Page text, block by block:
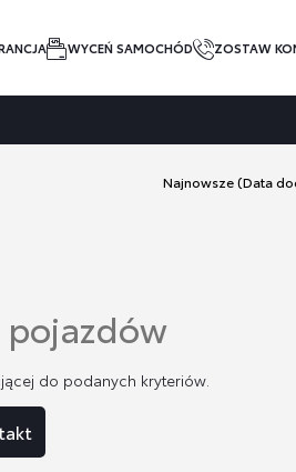
WYCEŃ SAMOCHÓD ZOSTAW
Najnowsze(Data
pojazdów
do podanych kryteriów.